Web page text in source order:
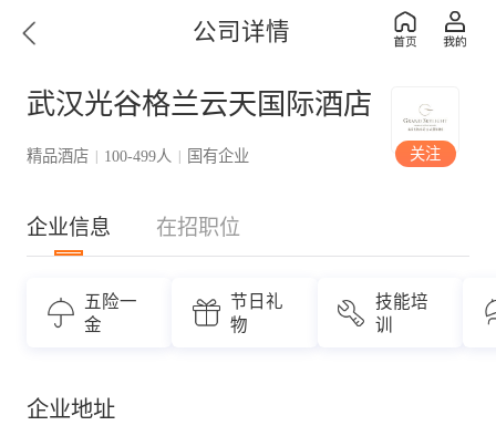
公司详情
武汉光谷格兰云天国际酒店
精品酒店 | 100-499人 | 国有企业 关注
企业信息 在招职位
五险一
金
节日礼
物
技能培
训
企业地址